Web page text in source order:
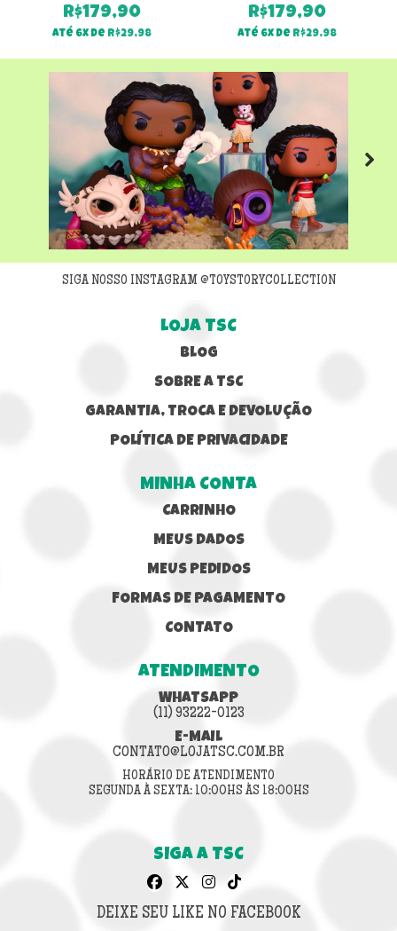
R$179,90
Até 6x de R$29,98
R$179,90
Até 6x de R$29,98
Next
SIGA NOSSO INSTAGRAM @TOYSTORYCOLLECTION
LOJA TSC
BLOG
SOBRE A TSC
GARANTIA, TROCA E DEVOLUÇÃO
POLÍTICA DE PRIVACIDADE
MINHA CONTA
CARRINHO
MEUS DADOS
MEUS PEDIDOS
FORMAS DE PAGAMENTO
CONTATO
ATENDIMENTO
WHATSAPP
(11) 93222-0123
E-MAIL
CONTATO@LOJATSC.COM.BR
HORÁRIO DE ATENDIMENTO
SEGUNDA À SEXTA: 10:00HS ÀS 18:00HS
SIGA A TSC
DEIXE SEU LIKE NO FACEBOOK